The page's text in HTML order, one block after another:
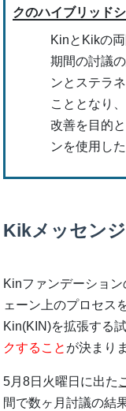
クのハイブリッド
KinとKikの
期間の討議
ンとステラ
こととなり
改善を目的
ンを使用し
Kikメッセン
Kinファンデーショ
ェーン上のプロセス
Kin(KIN)を拡張する試
クすること が決まり
5月8日火曜日に出た
間で数ヶ月討議の結